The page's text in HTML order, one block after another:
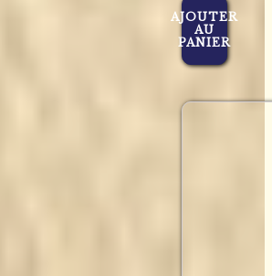
AJOUTER
AU
PANIER